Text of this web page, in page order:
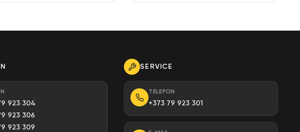
923 304
923 306
923 309
SERVICE
TELEFON
+373 79 923 301